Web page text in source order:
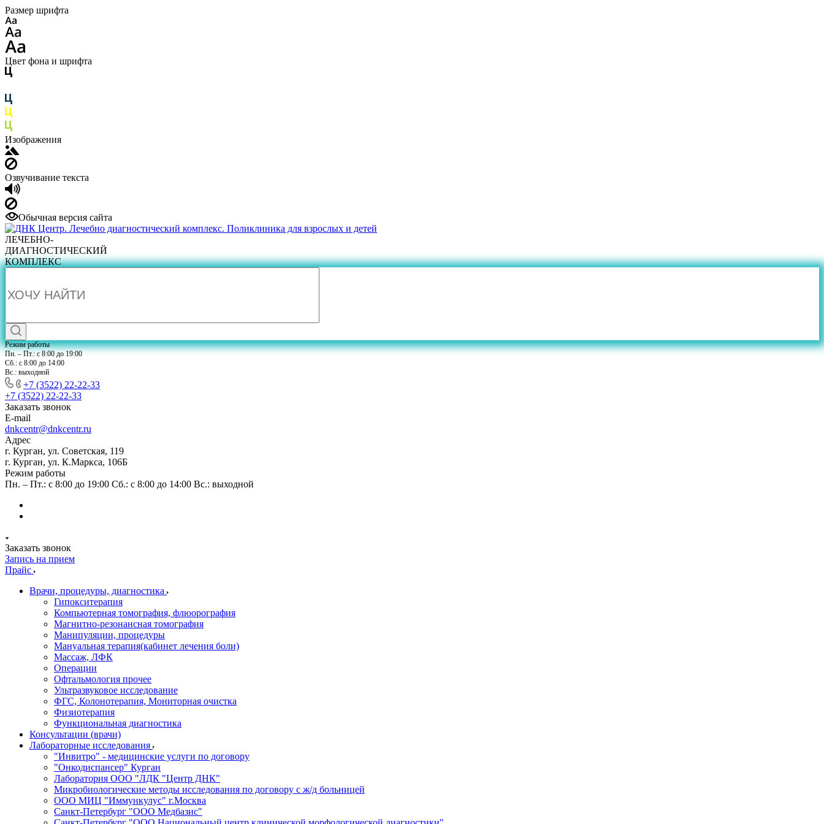
Размер шрифта
Цвет фона и шрифта
Изображения
Озвучивание текста
Обычная версия сайта
ЛЕЧЕБНО-
ДИАГНОСТИЧЕСКИЙ
КОМПЛЕКС
Режим работы
Пн. – Пт.: с 8:00 до 19:00
Сб.: с 8:00 до 14:00
Вс.: выходной
+7 (3522) 22-22-33
+7 (3522) 22-22-33
Заказать звонок
E-mail
dnkcentr@dnkcentr.ru
Адрес
г. Курган, ул. Советская, 119
г. Курган, ул. К.Маркса, 106Б
Режим работы
Пн. – Пт.: с 8:00 до 19:00 Сб.: с 8:00 до 14:00 Вс.: выходной
Заказать звонок
Запись на прием
Прайс
Врачи, процедуры, диагностика
Гипокситерапия
Компьютерная томография, флюорография
Магнитно-резонансная томография
Манипуляции, процедуры
Мануальная терапия(кабинет лечения боли)
Массаж, ЛФК
Операции
Офтальмология прочее
Ультразвуковое исследование
ФГС, Колонотерапия, Мониторная очистка
Физиотерапия
Функциональная диагностика
Консультации (врачи)
Лабораторные исследования
"Инвитро" - медицинские услуги по договору
"Онкодиспансер" Курган
Лаборатория ООО "ЛДК "Центр ДНК"
Микробиологические методы исследования по договору с ж/д больницей
ООО МИЦ "Иммункулус" г.Москва
Санкт-Петербург "ООО Медбазис"